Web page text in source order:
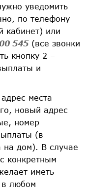
уведомить
по телефону
кабинет) или
545(все звонки
кнопку 2 –
и
места
новый адрес
номер
(в
на дом). В случае
конкретным
иметь
в любом